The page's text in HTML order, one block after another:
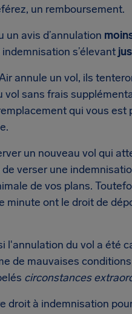
un remboursement.
un avis d’annulation
s’élevant
annule un vol, ils
vol sans frais
qui vous
un nouveau vol qui
verser une
de vos plans.
minute ont le droit de
l'annulation du vol a été
de mauvaises
circonstances
droit à indemnisation